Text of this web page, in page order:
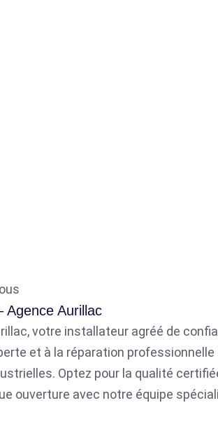
Agence Aurillac
votre installateur agréé de
et à la réparation
Optez pour la qualité
ouverture avec notre équipe